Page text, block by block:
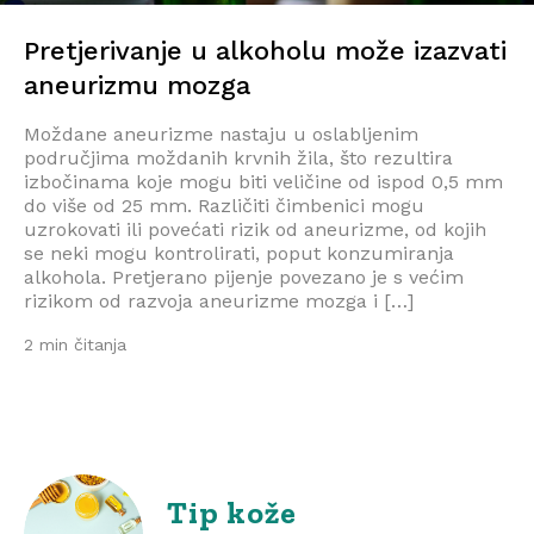
Pretjerivanje u alkoholu može izazvati
aneurizmu mozga
Moždane aneurizme nastaju u oslabljenim
područjima moždanih krvnih žila, što rezultira
izbočinama koje mogu biti veličine od ispod 0,5 mm
do više od 25 mm. Različiti čimbenici mogu
uzrokovati ili povećati rizik od aneurizme, od kojih
se neki mogu kontrolirati, poput konzumiranja
alkohola. Pretjerano pijenje povezano je s većim
rizikom od razvoja aneurizme mozga i […]
2 min čitanja
Tip kože